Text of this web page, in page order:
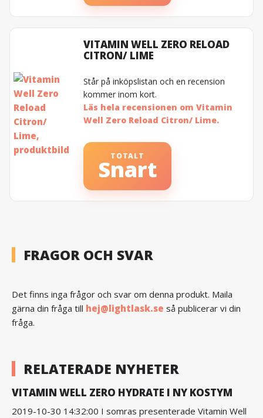
VITAMIN WELL ZERO RELOAD
CITRON/ LIME
Står på inköpslistan och en recension
kommer inom kort.
Läs hela recensionen om Vitamin
Well Zero Reload Citron/ Lime.
TOTALT
Snart
FRAGOR OCH SVAR
Det finns inga frågor och svar om denna produkt. Maila
gärna din fråga till hej@lightlask.se så publicerar vi din
fråga.
RELATERADE NYHETER
VITAMIN WELL ZERO HYDRATE I NY KOSTYM
2019-10-30 14:32:00 I somras presenterade Vitamin Well